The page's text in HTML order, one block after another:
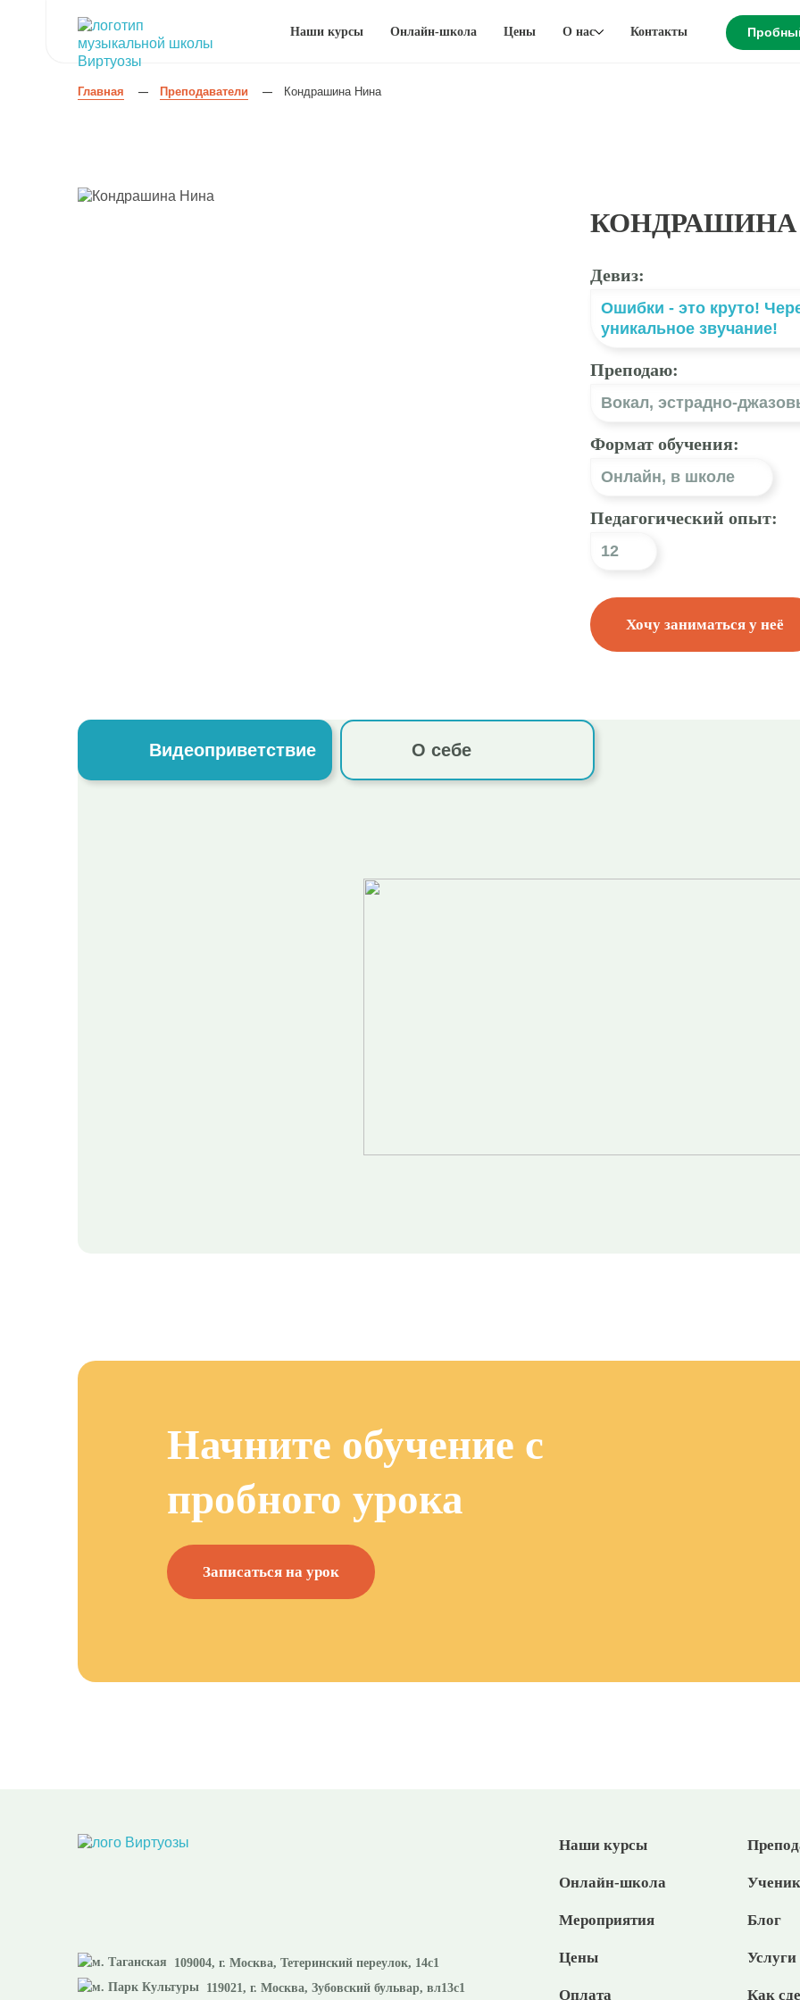
Наши курсы Онлайн-школа Цены О нас Контакты
Главная — Преподаватели — Кондрашина Нина
Девиз:
Ошибки - это круто!
уникальное звучание!
Преподаю:
Вокал, эстрадно-
Формат обучения:
Онлайн, в школе
Педагогический опыт:
12
Хочу заниматься у неё
Видеоприветствие О себе
Начните обучение с
пробного урока
Записаться на урок
109004, г. Москва, Тетеринский переулок, 14с1
119021, г. Москва, Зубовский бульвар, вл13с1
Наши курсы
Онлайн-школа
Мероприятия
Цены
Оплата
Блог
Услуги
Как